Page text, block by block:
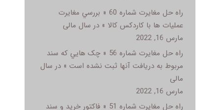
راه حل مغایرت شماره 60 « بررسي مغايرت
عمليات ها با کاردکس کالا » در سال مالی
مارس 16, 2022
راه حل مغایرت شماره 56 « چک هايي که سند
مربوط به دريافت آنها ثبت نشده است » در سال
مالی
مارس 16, 2022
راه حل مغایرت شماره 51 « فاکتور خريد و سند